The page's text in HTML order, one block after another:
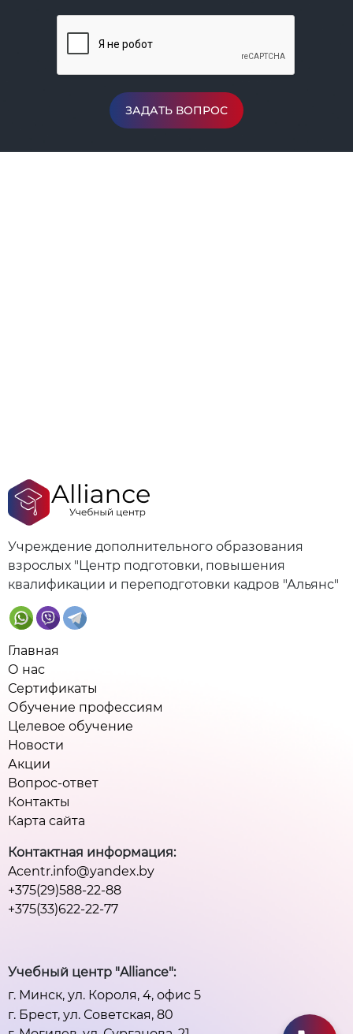
ЗАДАТЬ ВОПРОС
Учреждение дополнительного образования
взрослых "Центр подготовки, повышения
квалификации и переподготовки кадров "Альянс"
Главная
О нас
Сертификаты
Обучение профессиям
Целевое обучение
Новости
Акции
Вопрос-ответ
Контакты
Карта сайта
Контактная информация:
Acentr.info@yandex.by
+375(29)588-22-88
+375(33)622-22-77
Учебный центр "Alliance":
г. Минск, ул. Короля, 4, офис 5
г. Брест, ул. Советская, 80